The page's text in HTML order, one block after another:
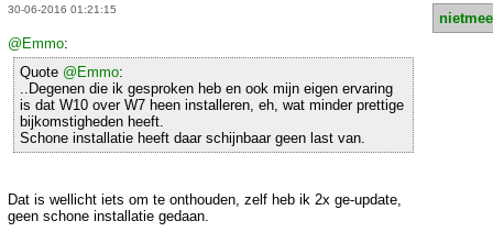
30-06-2016 01:21:15
@Emmo:
Quote @Emmo:
..Degenen die ik gesproken heb en ook mijn eigen ervaring
is dat W10 over W7 heen installeren, eh, wat minder prettige
bijkomstigheden heeft.
Schone installatie heeft daar schijnbaar geen last van.
Dat is wellicht iets om te onthouden, zelf heb ik 2x ge-update,
geen schone installatie gedaan.